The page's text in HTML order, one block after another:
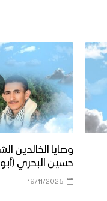
وصايا الخالدين
حسين البحري
19/11/2025